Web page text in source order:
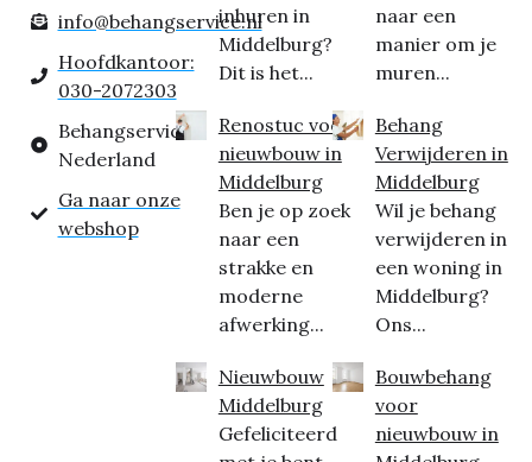
info@behangservice.nl
Hoofdkantoor:
030-2072303
Behangservice
Nederland
Ga naar onze
webshop
inhuren in
Middelburg?
Dit is het...
Renostuc voor
nieuwbouw in
Middelburg
Ben je op zoek
naar een
strakke en
moderne
afwerking...
Nieuwbouw
Middelburg
Gefeliciteerd
naar een
manier om je
muren...
Behang
Verwijderen in
Middelburg
Wil je behang
verwijderen in
een woning in
Middelburg?
Ons...
Bouwbehang
voor
nieuwbouw in